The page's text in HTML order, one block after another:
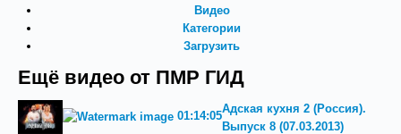
Видео
Категории
Загрузить
Ещё видео от ПМР ГИД
01:14:05
Адская кухня 2 (Россия).
Выпуск 8 (07.03.2013)